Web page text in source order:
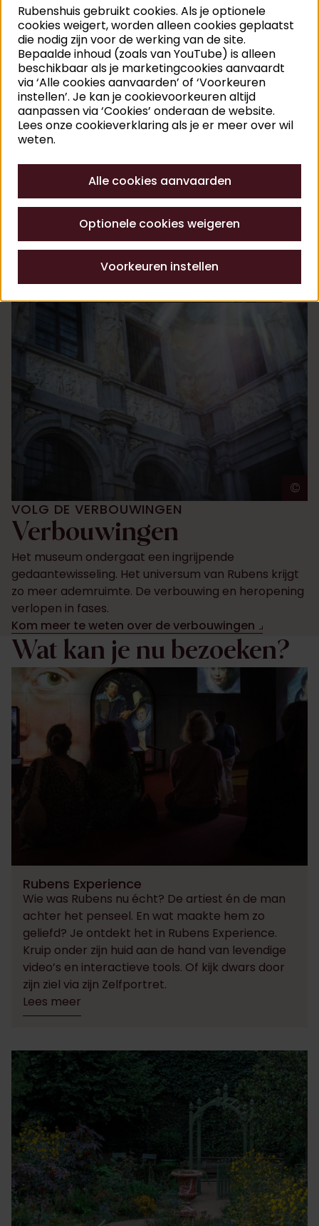
vatten.
Dankzij een sterk verhaal en inventieve
publieksbemiddeling komt Rubens’ grenzeloze
for lifenog meer tot leven en ontdekken
bezoekers dankzij Rubens iets over zichzelf.
Wondering slaat de handen in mekaar met enkele
Belgische bedrijven, waaronder de multimediale
studioCreate.eu en lichtspecialistChris Pype, de
© i
Verbouwingen
VOLG DE VERBOUWINGEN
Het museum ondergaat een ingrijpende
gedaantewisseling. Het universum van Rubens krijgt
zo meer ademruimte. De verbouwing en heropening
verlopen in fases.
Kom meer te weten over de verbouwingen
©
Wat kan je nu bezoeken?
Rubens Experience
Wie was Rubens nu écht? De artiest én de man
achter het penseel. En wat maakte hem zo
geliefd? Je ontdekt het in Rubens Experience.
Kruip onder zijn huid aan de hand van levendige
video’s en interactieve tools. Of kijk dwars door
zijn ziel via zijn Zelfportret. ​​
Lees meer
Rubenshuis gebruikt cookies. Als je optionele
cookies weigert, worden alleen cookies geplaatst
die nodig zijn voor de werking van de site.
Bepaalde inhoud (zoals van YouTube) is alleen
beschikbaar als je marketingcookies aanvaardt
via ‘Alle cookies aanvaarden’ of ‘Voorkeuren
instellen’. Je kan je cookievoorkeuren altijd
aanpassen via ‘Cookies’ onderaan de website.
Lees onze cookieverklaring als je er meer over wil
weten.
Alle cookies aanvaarden
Optionele cookies weigeren
Voorkeuren instellen